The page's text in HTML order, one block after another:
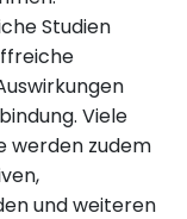
Studien
Viele
werden zudem
und weiteren